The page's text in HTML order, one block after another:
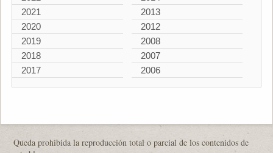
2021
2020
2019
2018
2017
2013
2012
2008
2007
2006
Queda prohibida la reproducción total o parcial de los contenidos de